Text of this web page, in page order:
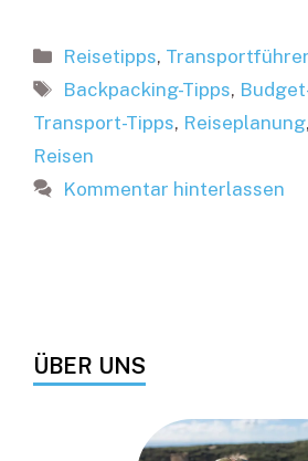
Kategorien
Reisetipps, Transportführer
Schlagwörter
Backpacking-Tipps,
Transport-Tipps, Reiseplanung,
Reisen
Kommentar hinterlassen
ÜBER UNS